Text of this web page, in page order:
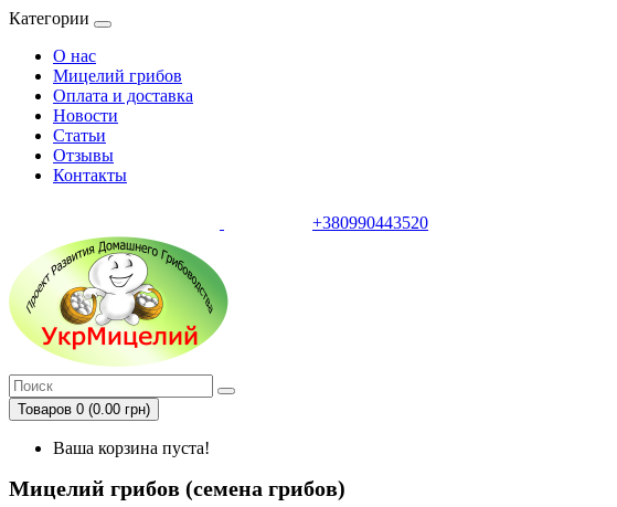
Категории
О нас
Мицелий грибов
Оплата и доставка
Новости
Статьи
Отзывы
Контакты
+380990443520
Товаров 0 (0.00 грн)
Ваша корзина пуста!
Мицелий грибов (семена грибов)